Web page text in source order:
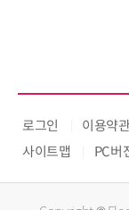
로그인 이용약
사이트맵
PC버